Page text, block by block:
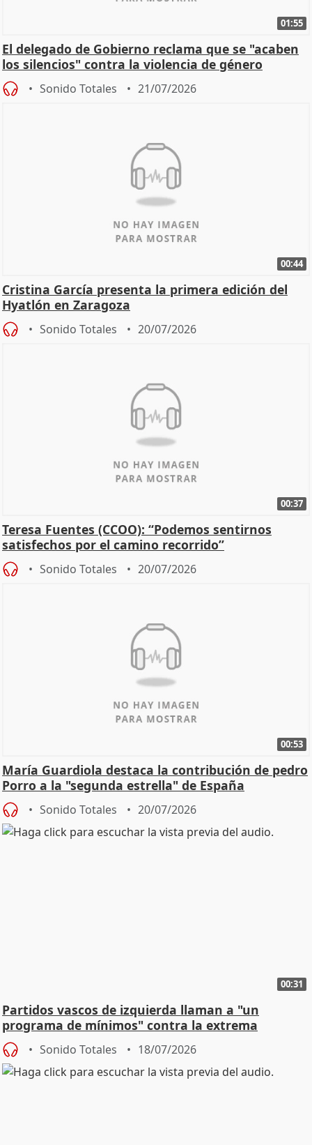
01:55
El delegado de Gobierno reclama que se "acaben
los silencios" contra la violencia de género
Sonido Totales 21/07/2026
00:44
Cristina García presenta la primera edición del
Hyatlón en Zaragoza
Sonido Totales 20/07/2026
00:37
Teresa Fuentes (CCOO): “Podemos sentirnos
satisfechos por el camino recorrido”
Sonido Totales 20/07/2026
00:53
María Guardiola destaca la contribución de pedro
Porro a la "segunda estrella" de España
Sonido Totales 20/07/2026
00:31
Partidos vascos de izquierda llaman a "un
programa de mínimos" contra la extrema
derecha
Sonido Totales 18/07/2026